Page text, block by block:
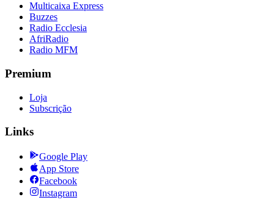
Multicaixa Express
Buzzes
Radio Ecclesia
AfriRadio
Radio MFM
Premium
Loja
Subscrição
Links
Google Play
App Store
Facebook
Instagram